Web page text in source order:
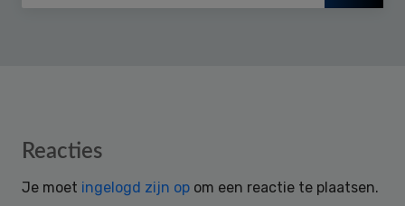
Reader
Reacties
Je moet ingelogd zijn op om een reactie te plaatsen.